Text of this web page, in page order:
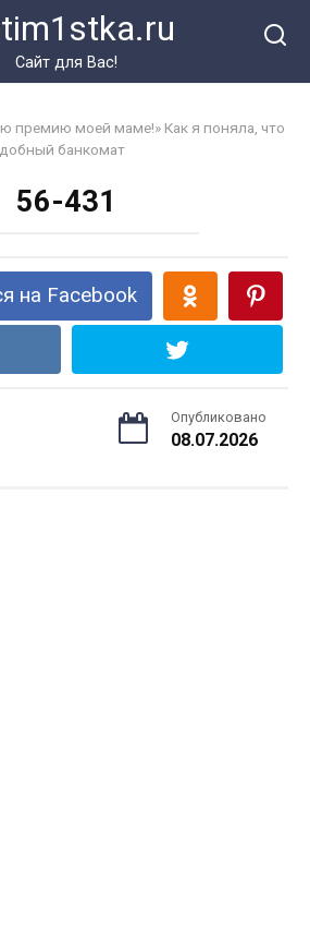
Сайт для Вас!
премию моей маме!» Как я поняла, что
банкомат
56-431
на Facebook
Опубликовано
08.07.2026